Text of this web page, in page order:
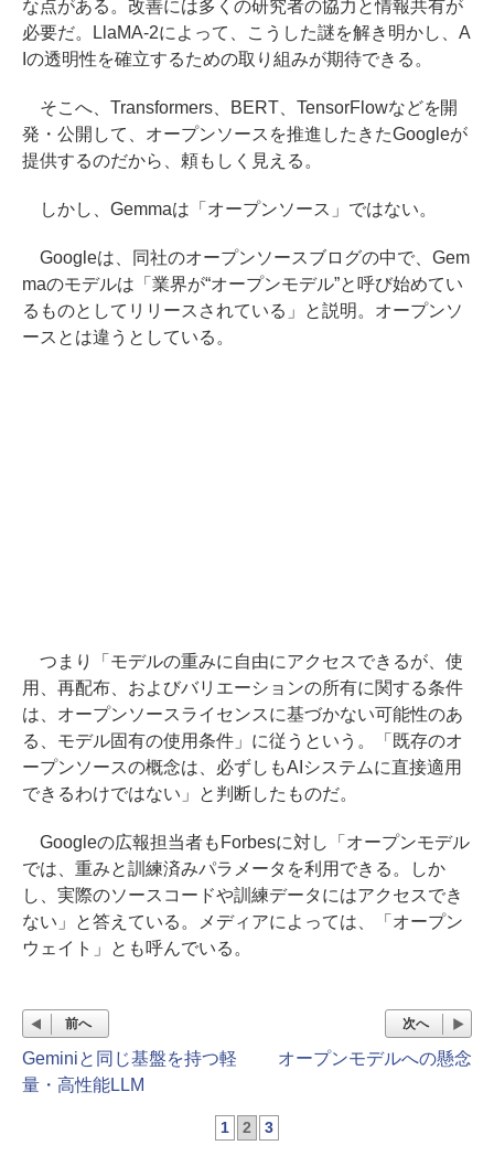
な点がある。改善には多くの研究者の協力と情報共有が
必要だ。LlaMA-2によって、こうした謎を解き明かし、A
Iの透明性を確立するための取り組みが期待できる。
そこへ、Transformers、BERT、TensorFlowなどを開
発・公開して、オープンソースを推進したきたGoogleが
提供するのだから、頼もしく見える。
しかし、Gemmaは「オープンソース」ではない。
Googleは、同社のオープンソースブログの中で、Gem
maのモデルは「業界が“オープンモデル”と呼び始めてい
るものとしてリリースされている」と説明。オープンソ
ースとは違うとしている。
つまり「モデルの重みに自由にアクセスできるが、使
用、再配布、およびバリエーションの所有に関する条件
は、オープンソースライセンスに基づかない可能性のあ
る、モデル固有の使用条件」に従うという。「既存のオ
ープンソースの概念は、必ずしもAIシステムに直接適用
できるわけではない」と判断したものだ。
Googleの広報担当者もForbesに対し「オープンモデル
では、重みと訓練済みパラメータを利用できる。しか
し、実際のソースコードや訓練データにはアクセスでき
ない」と答えている。メディアによっては、「オープン
ウェイト」とも呼んでいる。
前へ
Geminiと同じ基盤を持つ軽
量・高性能LLM
次へ
オープンモデルへの懸念
1 2 3